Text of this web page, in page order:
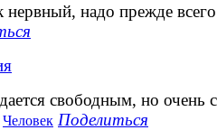
нервный, надо прежде
свободным, но очень
Человек Поделиться